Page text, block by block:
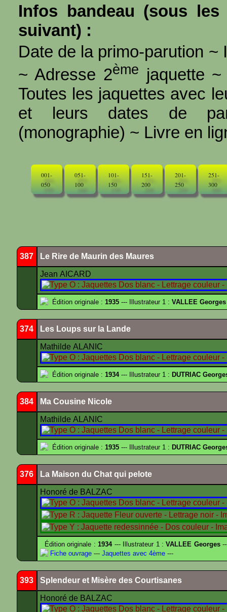
Infos bandeau (sous
suivant) :
Date de la primo-parution ~
~ Adresse 2ème jaquette
Toutes les jaquettes avec
et leurs dates de
(monographie) ~ Livre en
001-
050
051-
100
101-
150
151-
200
201-
250
251-
300
387 Le Rire de Maurin des Maures
Jean AICARD
Édition originale : 1935 --- Illustrateur 1 : VALLEE Georges
374 Les Loups sur la Lande
Mathilde ALANIC
Édition originale : 1934--- Illustrateur 1 : DUTRIAC
384 Ma Cousine Nicole
Mathilde ALANIC
Édition originale : 1935 --- Illustrateur 1 : DUTRIAC
376 La Maison du Chat qui pelote
Honoré de BALZAC
Édition originale :1934--- Illustrateur 1 :VALLEE Georges
Fiche ouvrage --- Jaquettes avec 4ème ---
393 Splendeur et Misère des Courtisanes
Honoré de BALZAC